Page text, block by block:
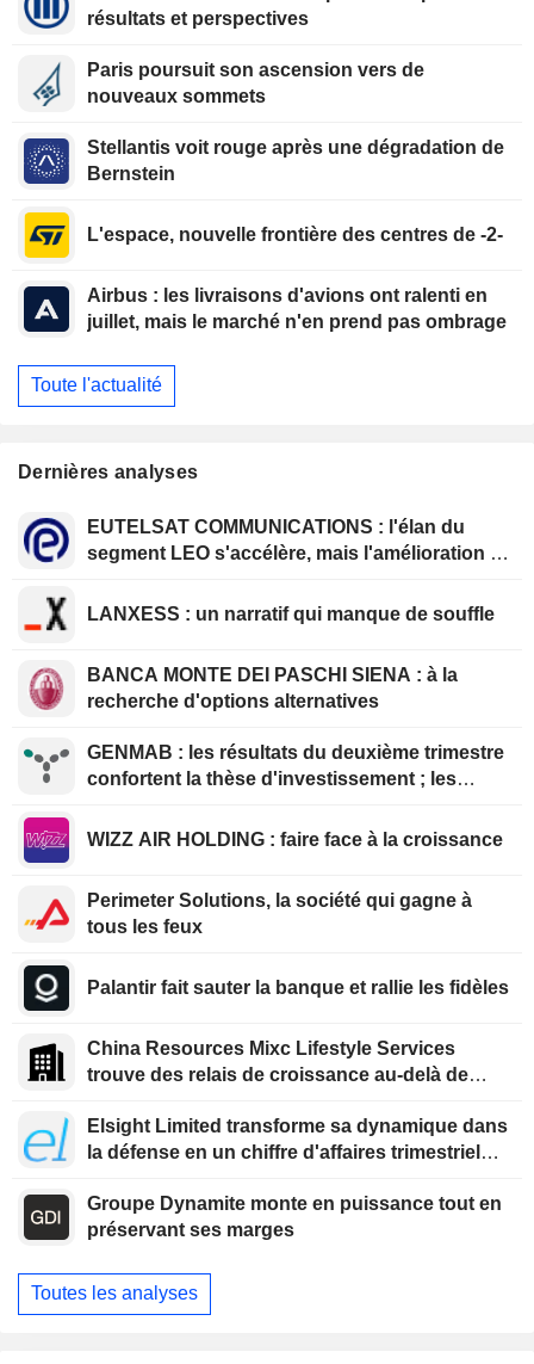
résultats et perspectives
Paris poursuit son ascension vers de
nouveaux sommets
Stellantis voit rouge après une dégradation de
Bernstein
L'espace, nouvelle frontière des centres de -2-
Airbus : les livraisons d'avions ont ralenti en
juillet, mais le marché n'en prend pas ombrage
Toute l'actualité
Dernières analyses
EUTELSAT COMMUNICATIONS : l'élan du
segment LEO s'accélère, mais l'amélioration de
LANXESS : un narratif qui manque de souffle
BANCA MONTE DEI PASCHI SIENA : à la
recherche d'options alternatives
GENMAB : les résultats du deuxième trimestre
confortent la thèse d'investissement ; les
WIZZ AIR HOLDING : faire face à la croissance
Perimeter Solutions, la société qui gagne à
tous les feux
Palantir fait sauter la banque et rallie les fidèles
China Resources Mixc Lifestyle Services
trouve des relais de croissance au-delà de
Elsight Limited transforme sa dynamique dans
la défense en un chiffre d'affaires trimestriel
Groupe Dynamite monte en puissance tout en
préservant ses marges
Toutes les analyses